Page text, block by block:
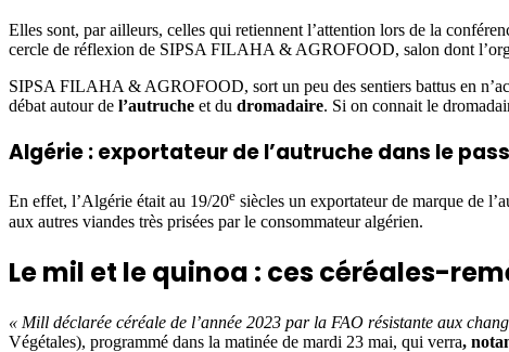
Elles sont, par ailleurs, celles qui retiennent l’attention lors de la
cercle de réflexion de SIPSA FILAHA & AGROFOOD, salon dont
SIPSA FILAHA & AGROFOOD, sort un peu des sentiers battus en
débat autour de l’autruche et du dromadaire. Si on connait le
Algérie : exportateur de l’autruche dans le
En effet, l’Algérie était au 19/20e siècles un exportateur de marque de
aux autres viandes très prisées par le consommateur algérien.
Le mil et le quinoa : ces céréales-
« Mill déclarée céréale de l’année 2023 par la FAO résistante aux
Végétales), programmé dans la matinée de mardi 23 mai, qui verra,